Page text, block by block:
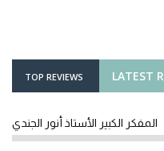
LATEST
TOP REVIEWS
الكبير الأستاذ أنور الجندي